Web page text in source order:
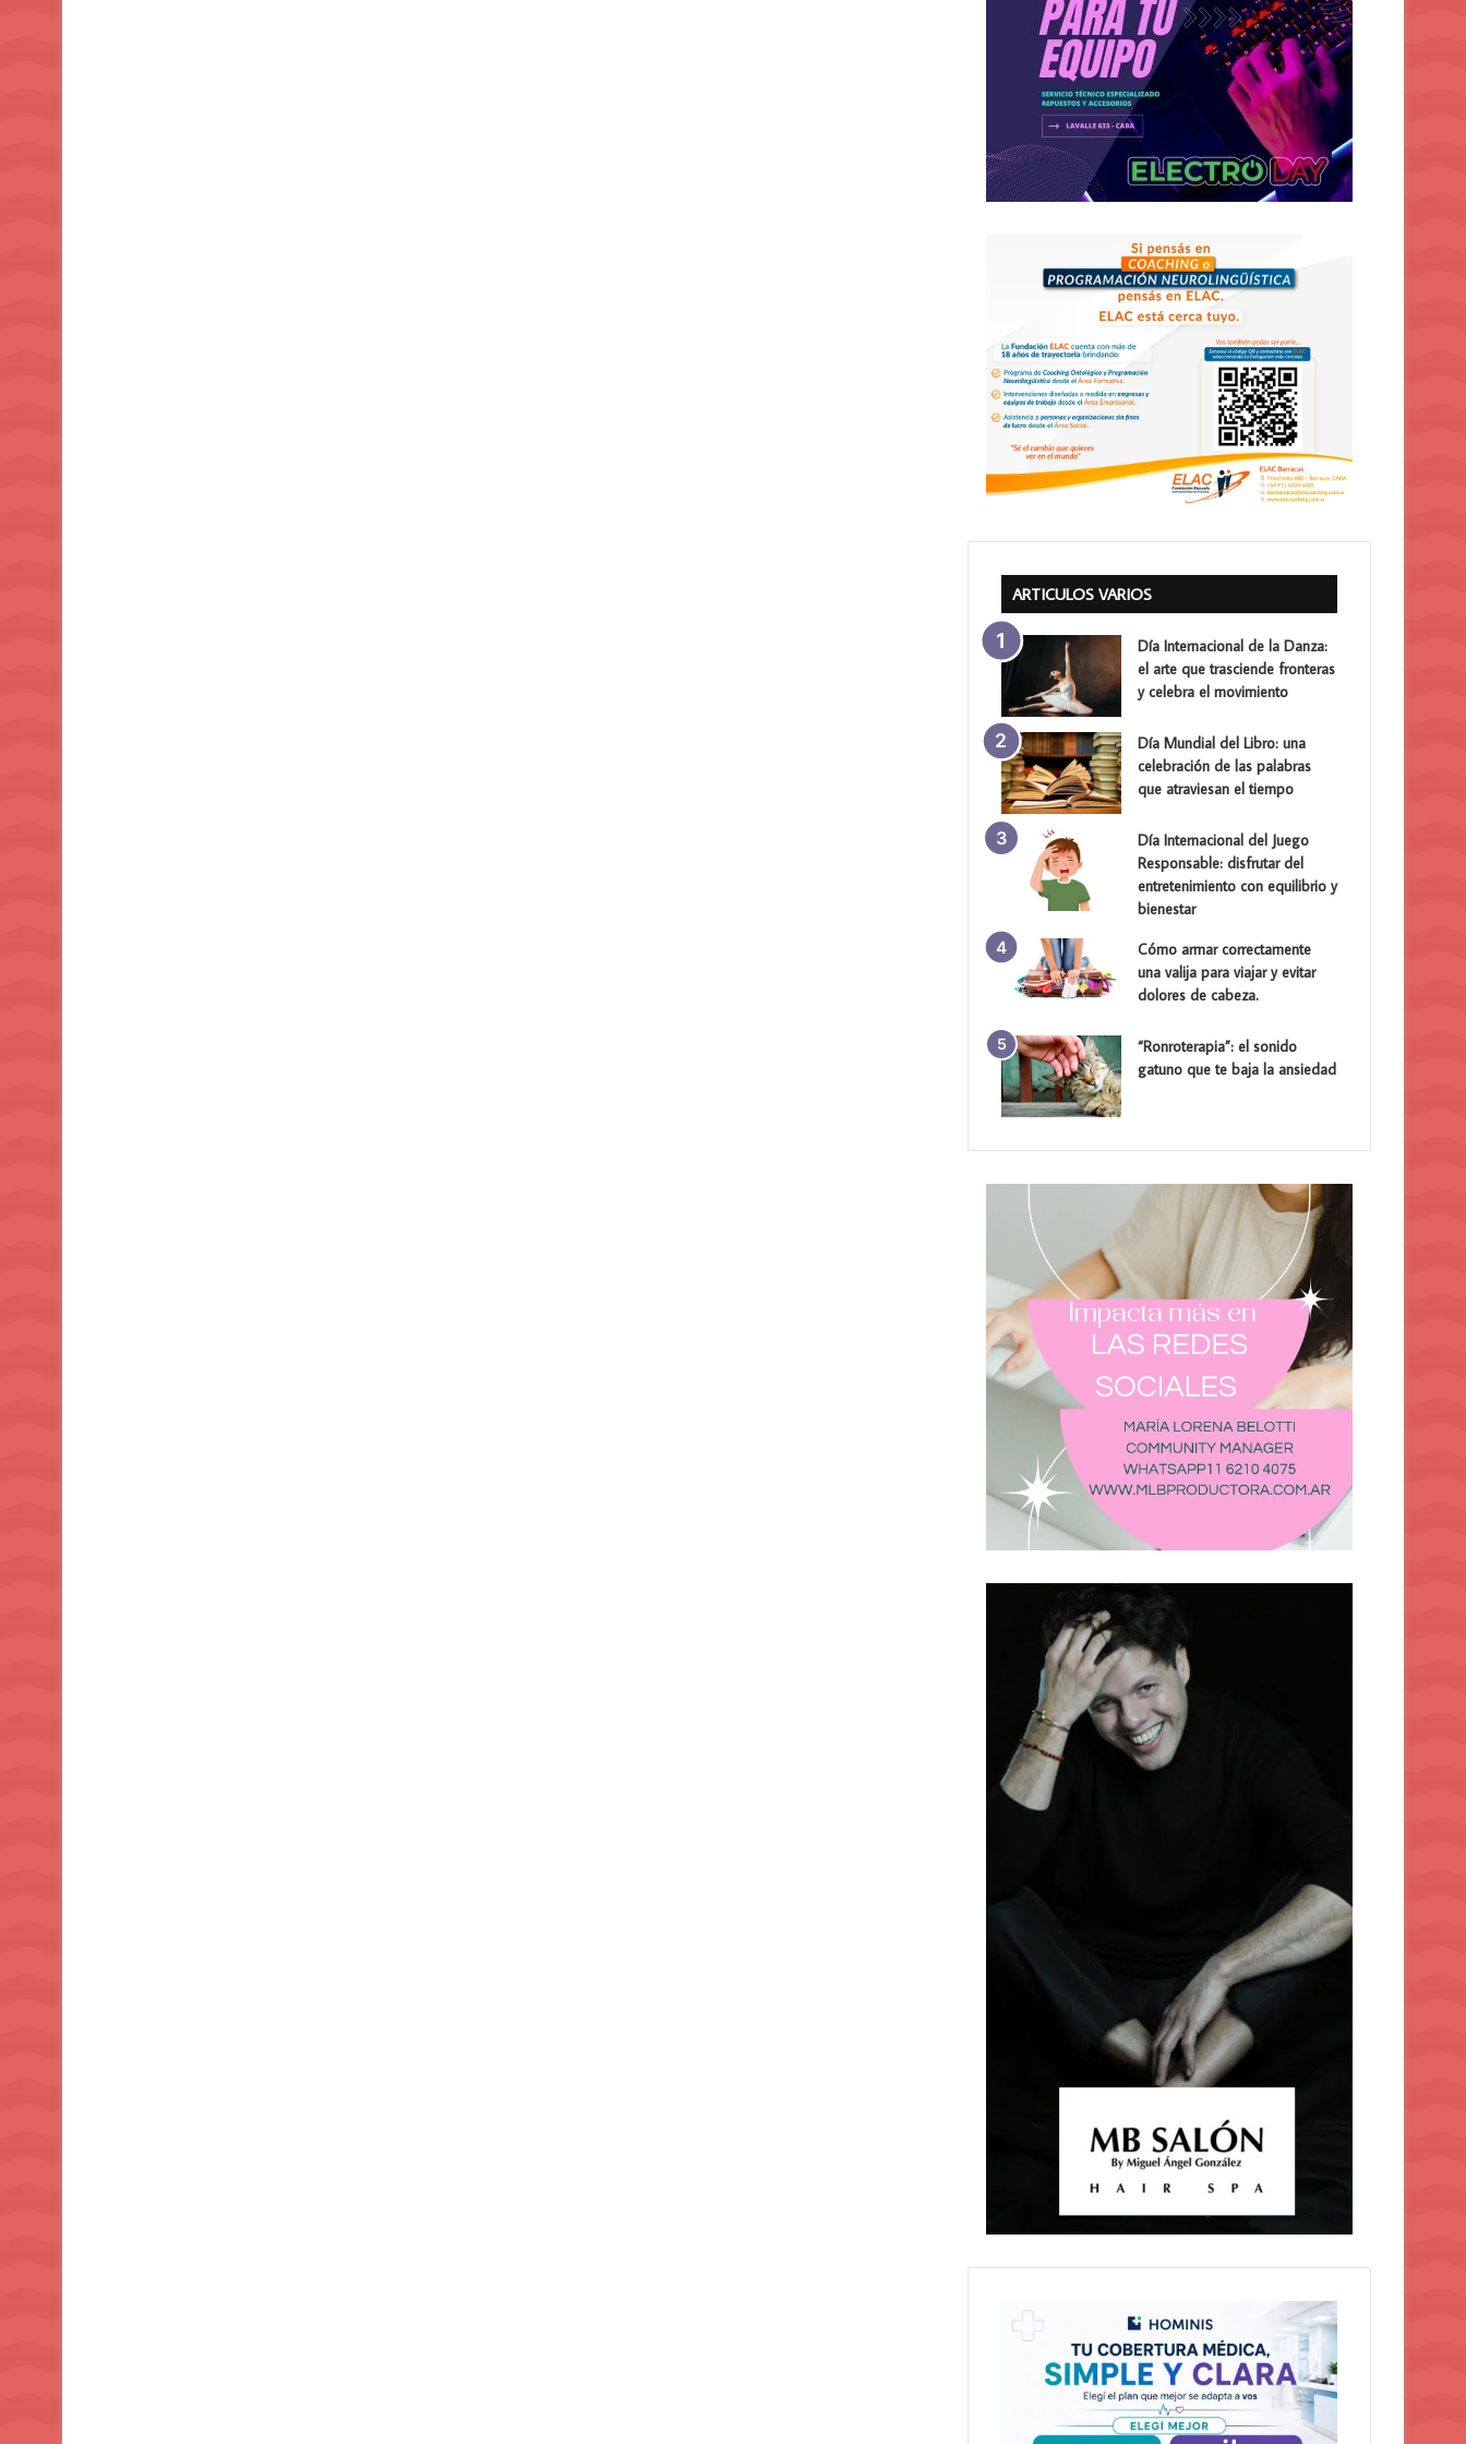
ARTICULOS VARIOS
Día Internacional de la Danza:
el arte que trasciende fronteras
y celebra el movimiento
Día Mundial del Libro: una
celebración de las palabras
que atraviesan el tiempo
Día Internacional del Juego
Responsable: disfrutar del
entretenimiento con equilibrio y
bienestar
Cómo armar correctamente
una valija para viajar y evitar
dolores de cabeza.
“Ronroterapia”: el sonido
gatuno que te baja la ansiedad